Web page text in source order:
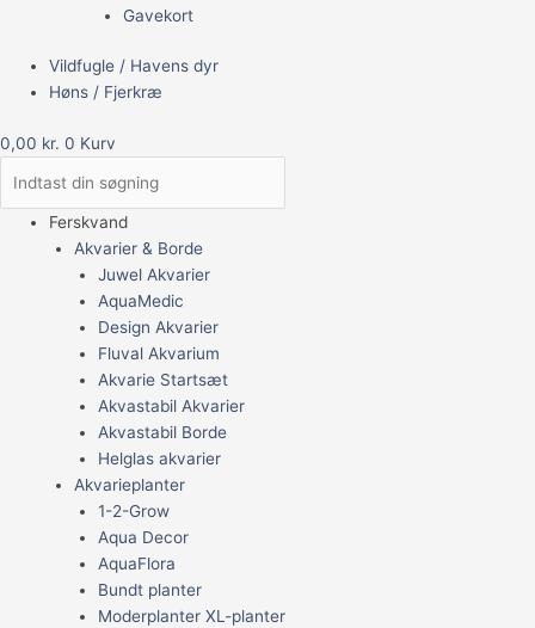
Gavekort
Vildfugle / Havens dyr
Høns / Fjerkræ
0,00 kr. 0 Kurv
Ferskvand
Akvarier & Borde
Juwel Akvarier
AquaMedic
Design Akvarier
Fluval Akvarium
Akvarie Startsæt
Akvastabil Akvarier
Akvastabil Borde
Helglas akvarier
Akvarieplanter
1-2-Grow
Aqua Decor
AquaFlora
Bundt planter
Moderplanter XL-planter